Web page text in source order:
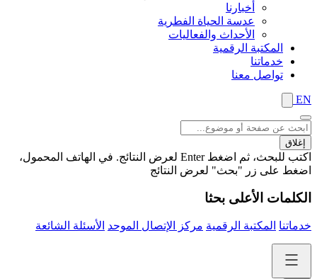
أخبارنا
عدسة الحياة الفطرية
الأحداث والفعاليات
المكتبة الرقمية
خدماتنا
تواصل معنا
EN
إغلاق
اكتب للبحث، ثم اضغط Enter لعرض النتائج. في الهاتف المحمول،
اضغط على زر "بحث" لعرض النتائج
الكلمات الأعلى بحثا
خدماتنا المكتبة الرقمية مركز الإتصال الموحد الأسئلة الشائعة